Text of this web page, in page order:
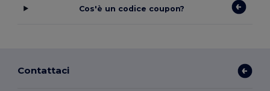
Cos'è un codice coupon?
Contattaci